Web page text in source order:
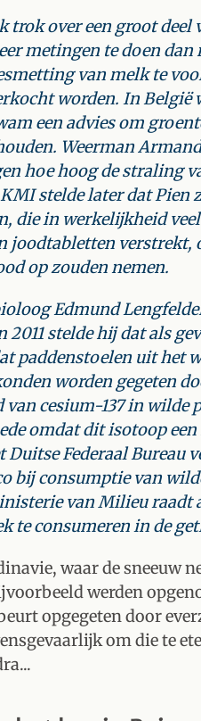
over een groot deel
metingen te doen dan
van melk te
worden. In België
een advies om
Weerman
hoe hoog de straling
stelde later dat Pien
die in werkelijkheid
joodtabletten
op zouden nemen.
Edmund
2011 stelde hij dat als
paddenstoelen uit het
worden gegeten
van cesium-137 in
omdat dit isotoop
Duitse Federaal
bij consumptie van
van Milieu raadt
te consumeren in de
waar de sneeuw
werden
opgegeten door
om die te